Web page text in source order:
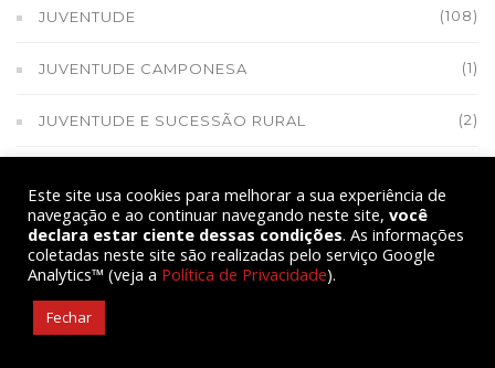
JUVENTUDE (108)
JUVENTUDE CAMPONESA (1)
JUVENTUDE E SUCESSÃO RURAL (2)
LGBTI+
LUCAS ARAUJO
LULA NA ONU
Este site usa cookies para melhorar a sua experiência de
navegação e ao continuar navegando neste site, você
declara estar ciente dessas condições. As informações
coletadas neste site são realizadas pelo serviço Google
Analytics™ (veja a Política de Privacidade).
Fechar